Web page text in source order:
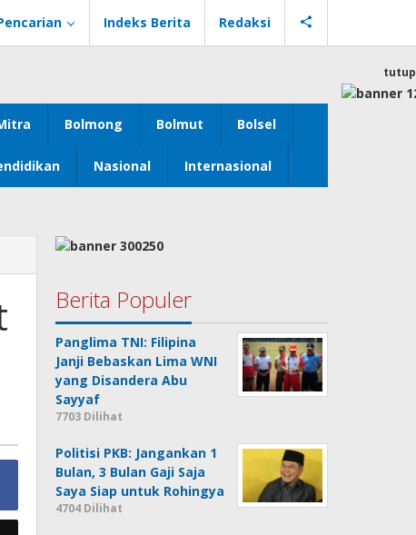
Indeks Berita Redaksi
Bolmong Bolmut Bolsel
Nasional Internasional
tutup
Berita Populer
Panglima TNI: Filipina
Janji Bebaskan Lima WNI
yang Disandera Abu
Sayyaf
7703 Dilihat
Politisi PKB: Jangankan 1
Bulan, 3 Bulan Gaji Saja
Saya Siap untuk Rohingya
4704 Dilihat